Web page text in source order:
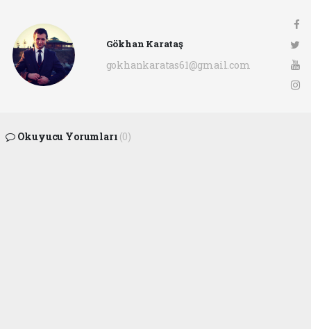
Gökhan Karataş
gokhankaratas61@gmail.com
Okuyucu Yorumları (0)